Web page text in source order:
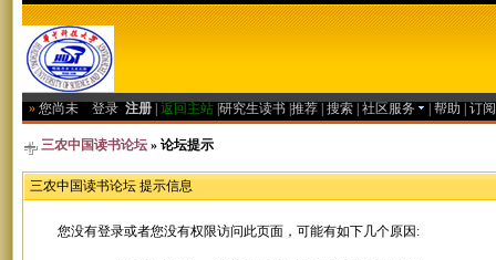
» 您尚未 登录 注册 返回主站 研究生读书 推荐 搜索 社区服务 帮助 订
三农中国读书论坛 » 论坛提示
三农中国读书论坛 提示信息
您没有登录或者您没有权限访问此页面，可能有如下几个原因: